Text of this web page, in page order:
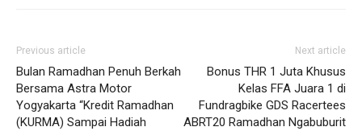
Previous article
Bulan Ramadhan Penuh Berkah
Bersama Astra Motor
Yogyakarta “Kredit Ramadhan
(KURMA) Sampai Hadiah
Next article
Bonus THR 1 Juta Khusus
Kelas FFA Juara 1 di
Fundragbike GDS Racertees
ABRT20 Ramadhan Ngabuburit